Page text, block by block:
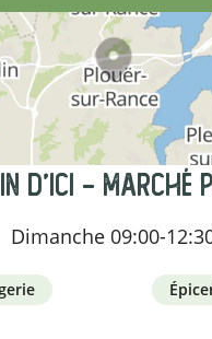
d'Ici - Marché
Dimanche 09:00-